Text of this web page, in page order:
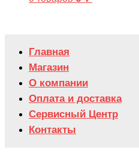
Главная
Магазин
О компании
Оплата и доставка
Сервисный Центр
Контакты